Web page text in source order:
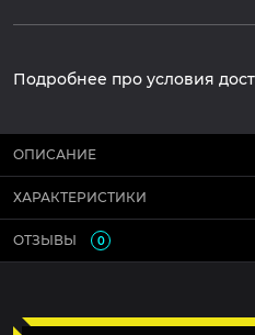
Подробнее про условия
ОПИСАНИЕ
ХАРАКТЕРИСТИКИ
ОТЗЫВЫ 0